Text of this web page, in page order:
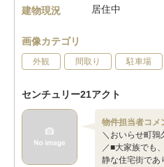
建物現況
居住中
画像カテゴリ
外観 間取り 駐車場
センチュリー21アクト
物件担当者コメ
＼おいらせ町鶉
／■大家族でも
静な住宅街であ